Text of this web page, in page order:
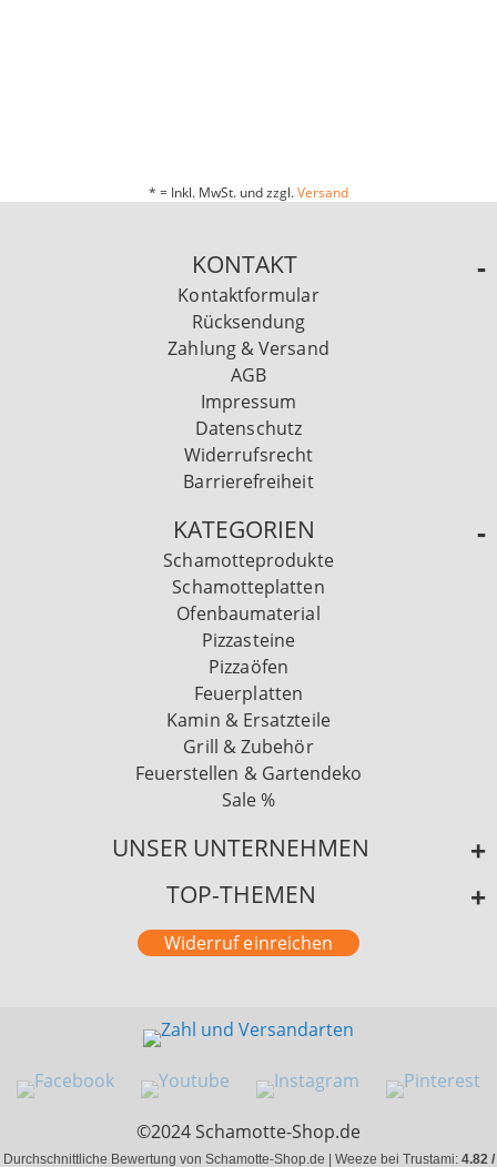
* = Inkl. MwSt. und zzgl.Versand
KONTAKT
Kontaktformular
Rücksendung
Zahlung & Versand
AGB
Impressum
Datenschutz
Widerrufsrecht
Barrierefreiheit
KATEGORIEN
Schamotteprodukte
Schamotteplatten
Ofenbaumaterial
Pizzasteine
Pizzaöfen
Feuerplatten
Kamin & Ersatzteile
Grill & Zubehör
Feuerstellen & Gartendeko
Sale %
UNSER UNTERNEHMEN
TOP-THEMEN
Widerruf einreichen
©2024 Schamotte-Shop.de
Durchschnittliche Bewertung von Schamotte-Shop.de | Weeze bei Trustami: 4.82 /